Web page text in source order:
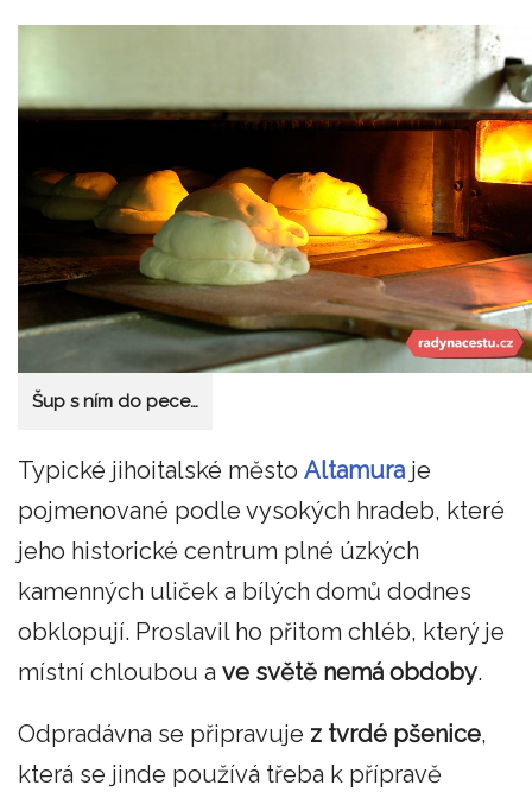
Šup s ním do pece…
Typické jihoitalské město Altamura je
pojmenované podle vysokých hradeb, které
jeho historické centrum plné úzkých
kamenných uliček a bílých domů dodnes
obklopují. Proslavil ho přitom chléb, který je
místní chloubou a ve světě nemá obdoby.
Odpradávna se připravuje z tvrdé pšenice,
která se jinde používá třeba k přípravě